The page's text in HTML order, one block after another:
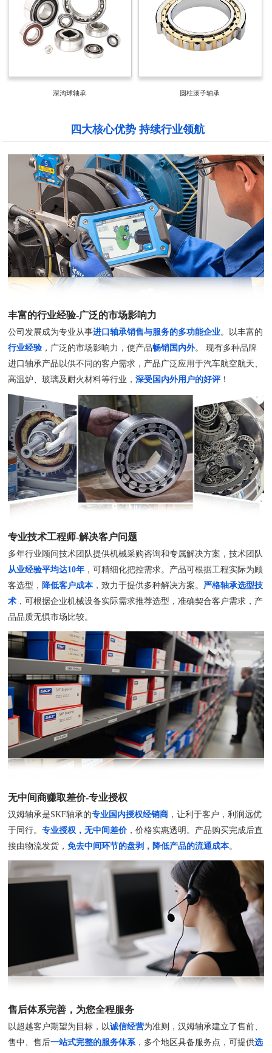
深沟球轴承 圆柱滚子轴承
四大核心优势 持续行业领航
丰富的行业经验-广泛的市场影响力
公司发展成为专业从事进口轴承销售与服务的多功能企业。以丰富的
行业经验 ，广泛的市场影响力，使产品畅销国内外。 现有多种品牌
进口轴承产品以供不同的客户需求，产品广泛应用于汽车航空航天、
高温炉、玻璃及耐火材料等行业，深受国内外用户的好评！
专业技术工程师-解决客户问题
多年行业顾问技术团队提供机械采购咨询和专属解决方案，技术团队
从业经验平均达10年 ，可精细化把控需求。产品可根据工程实际为顾
客选型， 降低客户成本，致力于提供多种解决方案。 严格轴承选型技
术 ，可根据企业机械设备实际需求推荐选型，准确契合客户需求，产
品品质无惧市场比较。
无中间商赚取差价-专业授权
汉姆轴承是SKF轴承的专业国内授权经销商 ，让利于客户，利润远优
于同行。专业授权，无中间差价 ，价格实惠透明。产品购买完成后直
接由物流发货，免去中间环节的盘剥，降低产品的流通成本。
售后体系完善，为您全程服务
以超越客户期望为目标，以诚信经营为准则，汉姆轴承建立了售前、
售中、售后一站式完整的服务体系，多个地区具备服务点，可提供选